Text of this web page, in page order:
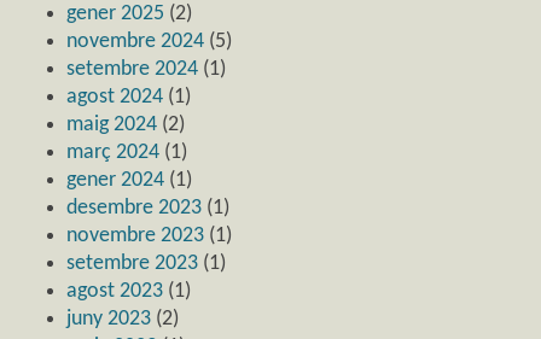
gener 2025 (2)
novembre 2024 (5)
setembre 2024 (1)
agost 2024 (1)
maig 2024 (2)
març 2024 (1)
gener 2024 (1)
desembre 2023 (1)
novembre 2023 (1)
setembre 2023 (1)
agost 2023 (1)
juny 2023 (2)